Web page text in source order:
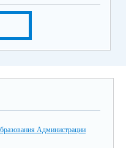
Администрации